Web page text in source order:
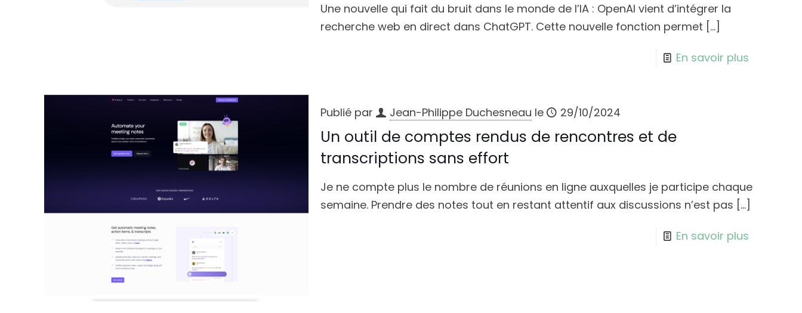
Une nouvelle qui fait du bruit dans le monde de l’IA : OpenAI vient d’intégrer la
recherche web en direct dans ChatGPT. Cette nouvelle fonction permet […]
En savoir plus
Publié par Jean-Philippe Duchesneau le 29/10/2024
Un outil de comptes rendus de rencontres et de
transcriptions sans effort
Je ne compte plus le nombre de réunions en ligne auxquelles je participe chaque
semaine. Prendre des notes tout en restant attentif aux discussions n’est pas […]
En savoir plus